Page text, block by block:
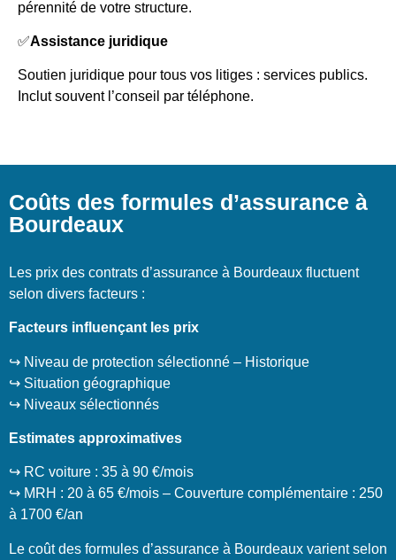
pérennité de votre structure.
✅Assistance juridique
Soutien juridique pour tous vos litiges : services publics.
Inclut souvent l’conseil par téléphone.
Coûts des formules d’assurance à
Bourdeaux
Les prix des contrats d’assurance à Bourdeaux fluctuent
selon divers facteurs :
Facteurs influençant les prix
↪️ Niveau de protection sélectionné – Historique
↪️ Situation géographique
↪️ Niveaux sélectionnés
Estimates approximatives
↪️ RC voiture : 35 à 90 €/mois
↪️ MRH : 20 à 65 €/mois – Couverture complémentaire : 250
à 1700 €/an
Le coût des formules d’assurance à Bourdeaux varient selon